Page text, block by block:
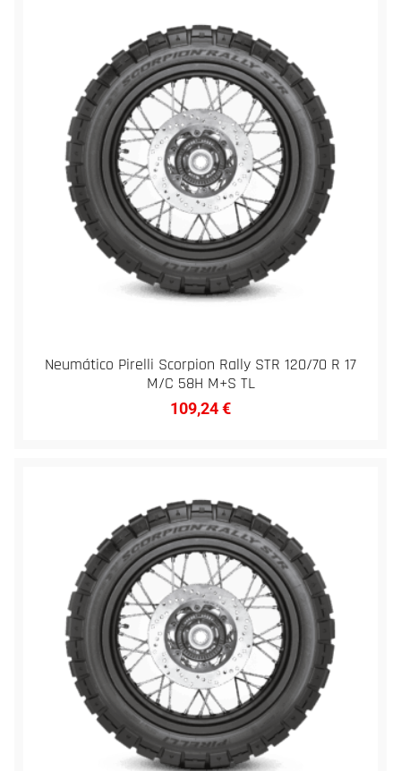
Neumático Pirelli Scorpion Rally STR 120/70 R 17
M/C 58H M+S TL
109,24€